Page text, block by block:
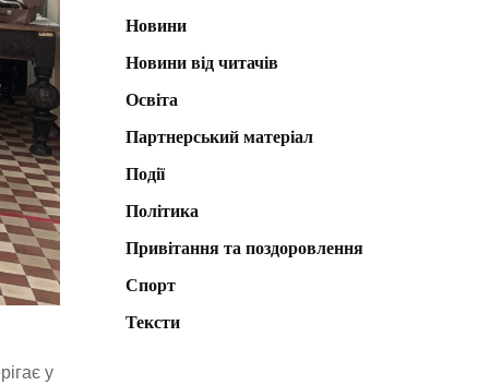
у
Новини
Новини від читачів
Освіта
Партнерський матеріал
Події
Політика
Привітання та поздоровлення
Спорт
Тексти